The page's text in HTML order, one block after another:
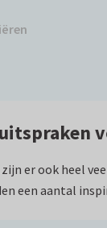
er ook heel
een aantal